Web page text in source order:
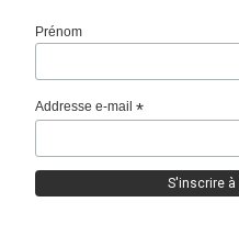
Prénom
Addresse e-mail*